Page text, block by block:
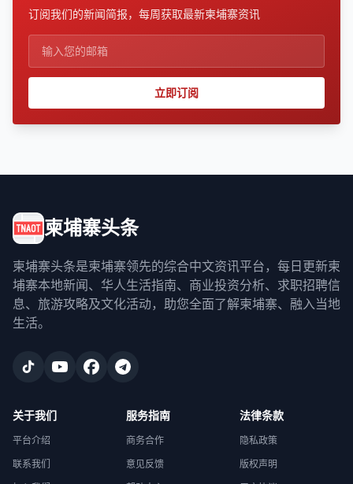
订阅我们的新闻简报，每周获取最新柬埔寨资讯
立即订阅
柬埔寨头条
柬埔寨头条是柬埔寨领先的综合中文资讯平台，每日更新柬
埔寨本地新闻、华人生活指南、商业投资分析、求职招聘信
息、旅游攻略及文化活动，助您全面了解柬埔寨、融入当地
生活。
关于我们
平台介绍
联系我们
服务指南
商务合作
意见反馈
法律条款
隐私政策
版权声明